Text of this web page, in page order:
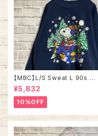
【MBC】L/S Sweat L 90s Ma
de in USA “ SNOOPY” スヌ
ーピー ウッドストック キャラクタ
ー スウェット トレーナー vintag
e ヴィンテージ アメリカ USA
古着
¥5,832
10%OFF